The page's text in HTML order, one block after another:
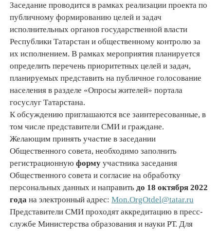
Заседание проводится в рамках реализации проекта по
публичному формированию целей и задач
исполнительных органов государственной власти
Республики Татарстан и общественному контролю за
их исполнением. В рамках мероприятия планируется
определить перечень приоритетных целей и задач,
планируемых представить на публичное голосование
населения в разделе «Опросы жителей» портала
госуслуг Татарстана.
К обсуждению приглашаются все заинтересованные, в
том числе представители СМИ и граждане.
Желающим принять участие в заседании
Общественного совета, необходимо заполнить
регистрационную форму участника заседания
Общественного совета и согласие на обработку
персональных данных и направить до 18 октября 2022
года на электронный адрес: Mon.OrgOtdel@tatar.ru
Представители СМИ проходят аккредитацию в пресс-
службе Министерства образования и науки РТ. Для